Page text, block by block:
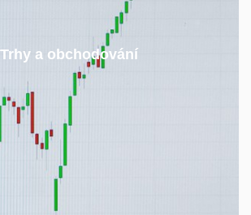
Trhy a obchodování
a hospodářské politiky
vliv na energetické trhy.
stranu určují podobu těchto politik.
Jak se v tom vyznat?